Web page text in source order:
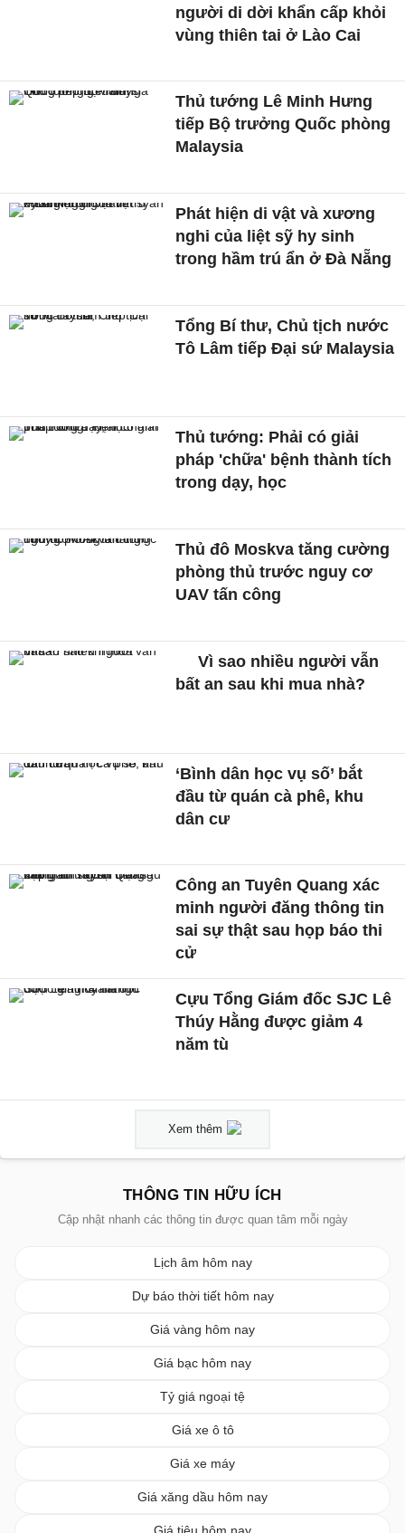
người di dời khẩn cấp khỏi
vùng thiên tai ở Lào Cai
Thủ tướng Lê Minh Hưng
tiếp Bộ trưởng Quốc phòng
Malaysia
Phát hiện di vật và xương
nghi của liệt sỹ hy sinh
trong hầm trú ẩn ở Đà Nẵng
Tổng Bí thư, Chủ tịch nước
Tô Lâm tiếp Đại sứ Malaysia
Thủ tướng: Phải có giải
pháp 'chữa' bệnh thành tích
trong dạy, học
Thủ đô Moskva tăng cường
phòng thủ trước nguy cơ
UAV tấn công
Vì sao nhiều người vẫn
bất an sau khi mua nhà?
‘Bình dân học vụ số’ bắt
đầu từ quán cà phê, khu
dân cư
Công an Tuyên Quang xác
minh người đăng thông tin
sai sự thật sau họp báo thi
cử
Cựu Tổng Giám đốc SJC Lê
Thúy Hằng được giảm 4
năm tù
Xem thêm
THÔNG TIN HỮU ÍCH
Cập nhật nhanh các thông tin được quan tâm mỗi ngày
Lịch âm hôm nay
Dự báo thời tiết hôm nay
Giá vàng hôm nay
Giá bạc hôm nay
Tỷ giá ngoại tệ
Giá xe ô tô
Giá xe máy
Giá xăng dầu hôm nay